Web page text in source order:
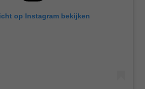
op Instagram bekijken